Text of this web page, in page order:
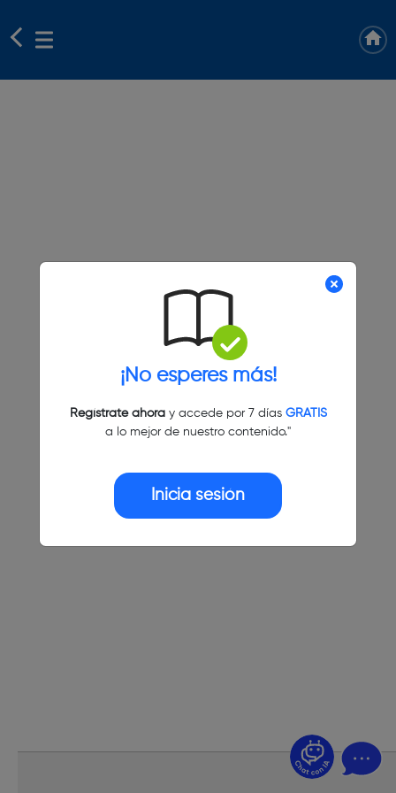
¡No esperes más!
Regístrate ahoray accede por 7 días GRATIS
a lo mejor de nuestro contenido."
Inicia sesión